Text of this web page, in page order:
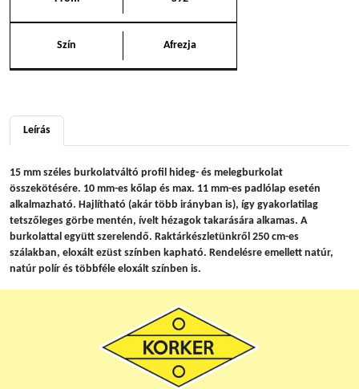
Szín Afrezja
Leírás
15 mm széles burkolatváltó profil hideg- és melegburkolat
összekötésére. 10 mm-es kőlap és max. 11 mm-es padlólap esetén
alkalmazható. Hajlítható (akár több irányban is), így gyakorlatilag
tetszőleges görbe mentén, ívelt hézagok takarására alkamas. A
burkolattal együtt szerelendő. Raktárkészletünkről 250 cm-es
szálakban, eloxált ezüst színben kapható. Rendelésre emellett natúr,
natúr polír és többféle eloxált színben is.